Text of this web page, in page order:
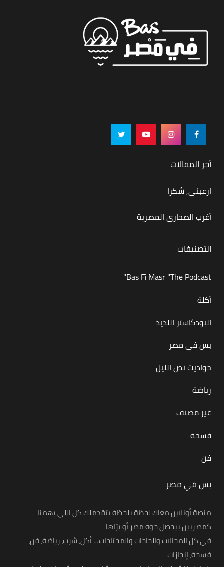
أخر المقالات
ارعبني, شكرا
أغرب الصحاري المصرية
التصنيفات
Bas Fi Masr "The Podcast"
أكلة
البودكاستر اللذيذ
بس في مصر
حواديت نص الليل
رياضة
غير مصنف
فسحة
فن
بس في مصر
منصة أونلاين معاك لحظة بلحظة بتقدملك كل اللي يهمنا
كمصريين بيحصل جوه مصر أو برّاها
في كل المجالات والحاجات والمحتاجات… أكل، شرب، رياضة، فن،
فسحة، إنجازات